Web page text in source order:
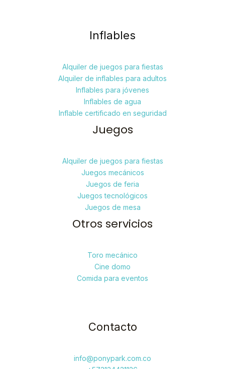
Inflables
Alquiler de juegos para fiestas
Alquiler de inflables para adultos
Inflables para jóvenes
Inflables de agua
Inflable certificado en seguridad
Juegos
Alquiler de juegos para fiestas
Juegos mecánicos
Juegos de feria
Juegos tecnológicos
Juegos de mesa
Otros servicios
Toro mecánico
Cine domo
Comida para eventos
Contacto
info@ponypark.com.co